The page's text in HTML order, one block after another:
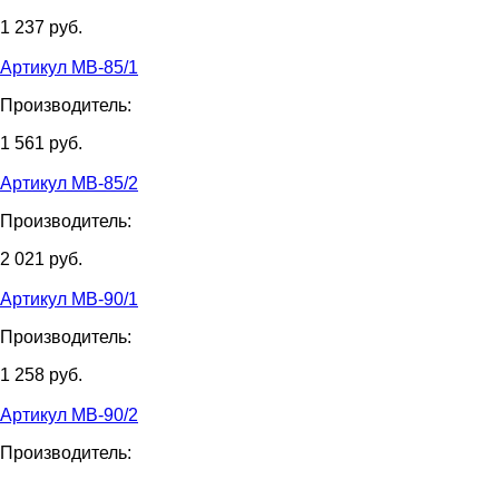
1 237 руб.
Артикул МВ-85/1
Производитель:
1 561 руб.
Артикул МВ-85/2
Производитель:
2 021 руб.
Артикул МВ-90/1
Производитель:
1 258 руб.
Артикул МВ-90/2
Производитель: